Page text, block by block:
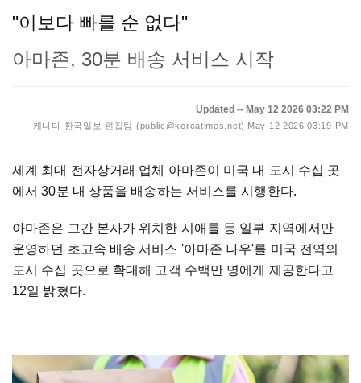
"이보다 빠를 순 없다"
아마존, 30분 배송 서비스 시작
Updated -- May 12 2026 03:22 PM
캐나다 한국일보 편집팀 (public@koreatimes.net) May 12 2026 03:19 PM
세계 최대 전자상거래 업체 아마존이 미국 내 도시 수십 곳
에서 30분 내 상품을 배송하는 서비스를 시행한다.
아마존은 그간 본사가 위치한 시애틀 등 일부 지역에서만
운영하던 초고속 배송 서비스 '아마존 나우'를 미국 전역의
도시 수십 곳으로 확대해 고객 수백만 명에게 제공한다고
12일 밝혔다.